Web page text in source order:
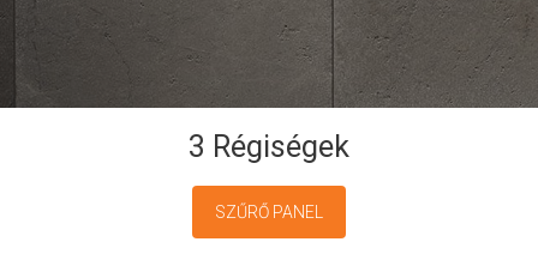
3 Régiségek
SZŰRŐ PANEL